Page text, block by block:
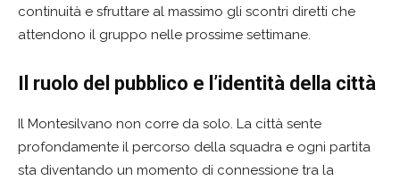
continuità e sfruttare al massimo gli scontri diretti che
attendono il gruppo nelle prossime settimane.
Il ruolo del pubblico e l’identità della città
Il Montesilvano non corre da solo. La città sente
profondamente il percorso della squadra e ogni partita
sta diventando un momento di connessione tra la